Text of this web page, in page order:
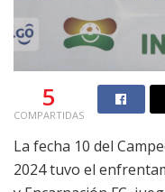
5
COMPARTIDAS
La fecha 10 del
2024 tuvo el